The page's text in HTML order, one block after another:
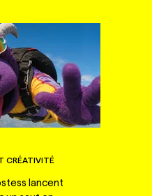
CRÉATIVITÉ
lancent